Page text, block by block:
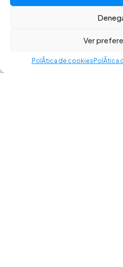
Ver
PolÃ­tica de cookies PolÃ­tica
©2025 CR BIKES - Todos los
Aviso